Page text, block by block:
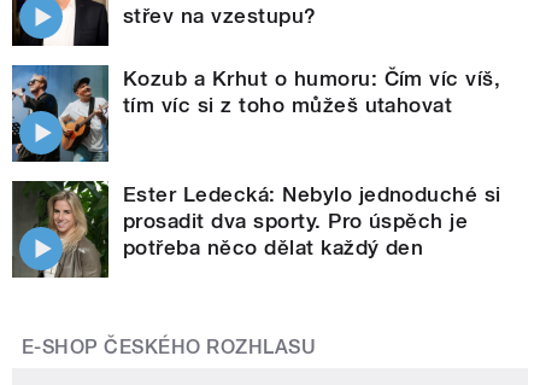
střev na vzestupu?
Kozub a Krhut o humoru: Čím víc víš,
tím víc si z toho můžeš utahovat
Ester Ledecká: Nebylo jednoduché si
prosadit dva sporty. Pro úspěch je
potřeba něco dělat každý den
E-SHOP ČESKÉHO ROZHLASU